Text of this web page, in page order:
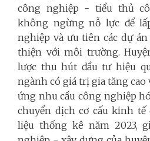
công nghiệp - tiểu thủ
không ngừng nỗ lực để
nghiệp và ưu tiên các dự
thiện với môi trường.
lược thu hút đầu tư hiệu
ngành có giá trị gia tăng cao
ứng nhu cầu công nghiệp
chuyển dịch cơ cấu kinh tế
liệu thống kê năm 2023,